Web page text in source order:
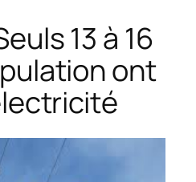
13 à 16
ont